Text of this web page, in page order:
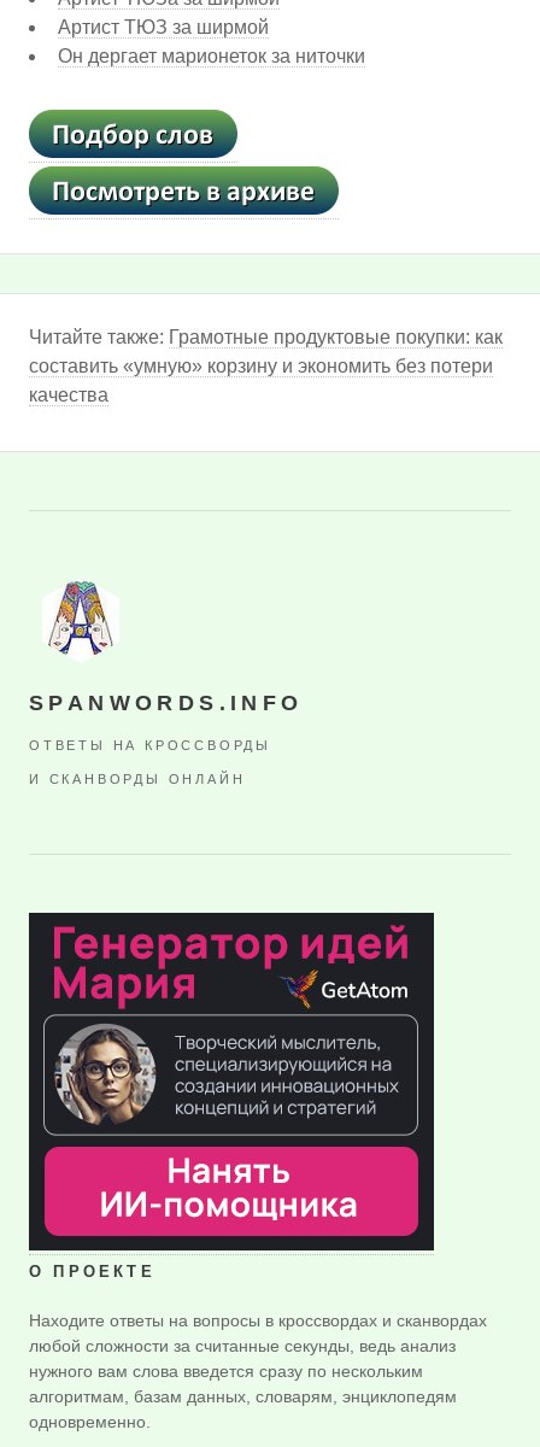
Артист ТЮЗ за ширмой
Он дергает марионеток за ниточки
Читайте также: Грамотные продуктовые покупки: как
составить «умную» корзину и экономить без потери
качества
SPANWORDS.INFO
ОТВЕТЫ НА КРОССВОРДЫ
И СКАНВОРДЫ ОНЛАЙН
О ПРОЕКТЕ
Находите ответы на вопросы в кроссвордах и сканвордах
любой сложности за считанные секунды, ведь анализ
нужного вам слова введется сразу по нескольким
алгоритмам, базам данных, словарям, энциклопедям
одновременно.